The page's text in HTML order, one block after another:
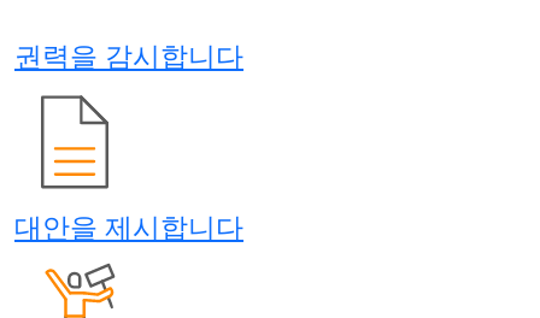
권력을 감시합니다
대안을 제시합니다